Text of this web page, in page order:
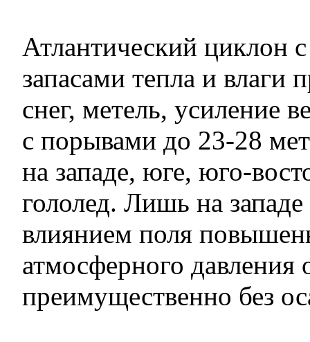
Атлантический циклон
запасами тепла и влаги
снег, метель, усиление
с порывами до 23-28
на западе, юге, юго-
гололед. Лишь на
влиянием поля
атмосферного давления
преимущественно без